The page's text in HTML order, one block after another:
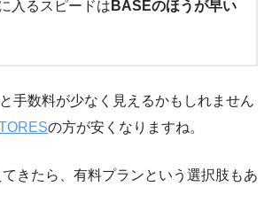
入るスピードは BASEのほうが早い
手数料が少なく見えるかもしれません
の方が安くなりますね。
きたら、有料プランという選択肢もあ